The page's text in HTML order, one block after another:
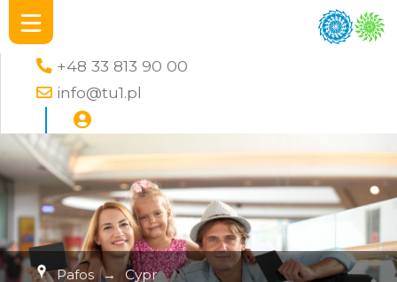
+48 33 813 90 00
info@tu1.pl
Pafos → Cypr